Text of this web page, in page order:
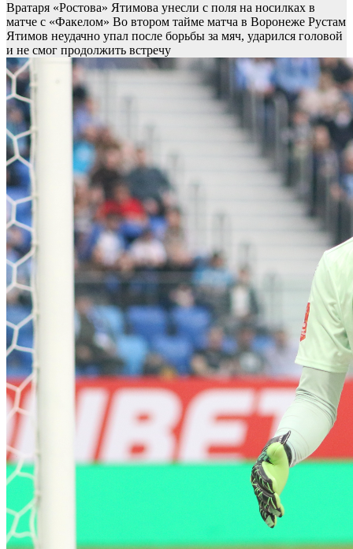
Вратаря «Ростова» Ятимова унесли с поля на носилках в
матче с «Факелом» Во втором тайме матча в Воронеже Рустам
Ятимов неудачно упал после борьбы за мяч, ударился головой
и не смог продолжить встречу